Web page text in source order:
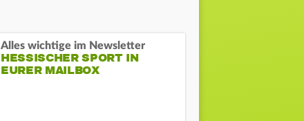
Alles wichtige im Newsletter
HESSISCHER SPORT IN
EURER MAILBOX